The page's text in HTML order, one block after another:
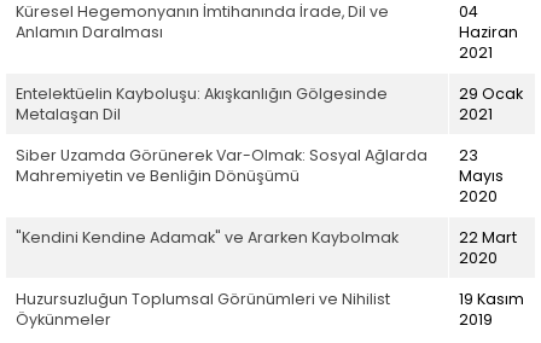
Küresel Hegemonyanın İmtihanında İrade, Dil ve
Anlamın Daralması
04
Haziran
2021
Entelektüelin Kayboluşu: Akışkanlığın Gölgesinde
Metalaşan Dil
29 Ocak
2021
Siber Uzamda Görünerek Var-Olmak: Sosyal Ağlarda
Mahremiyetin ve Benliğin Dönüşümü
23
Mayıs
2020
"Kendini Kendine Adamak" ve Ararken Kaybolmak
22 Mart
2020
Huzursuzluğun Toplumsal Görünümleri ve Nihilist
Öykünmeler
19 Kasım
2019